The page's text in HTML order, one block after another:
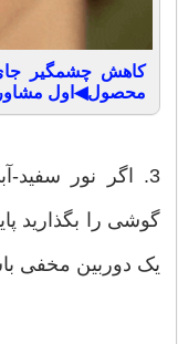
محصول◀اول
3. اگر نور
گوشی را بگذارید
یک دوربین مخفی